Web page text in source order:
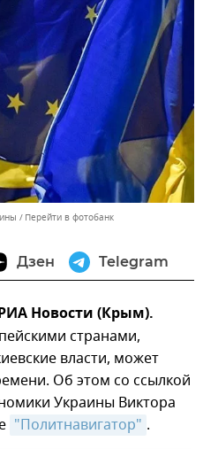
Перейти в фотобанк
Дзен Telegram
Новости (Крым).
странами,
власти, может
Об этом со ссылкой
Украины Виктора
"Политнавигатор" .